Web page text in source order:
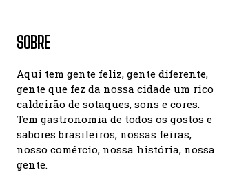
SOBRE
Aqui tem gente feliz, gente diferente,
gente que fez da nossa cidade um rico
caldeirão de sotaques, sons e cores.
Tem gastronomia de todos os gostos e
sabores brasileiros, nossas feiras,
nosso comércio, nossa história, nossa
gente.